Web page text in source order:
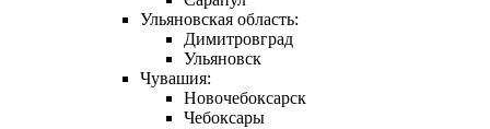
Ульяновская область:
Димитровград
Ульяновск
Чувашия:
Новочебоксарск
Чебоксары